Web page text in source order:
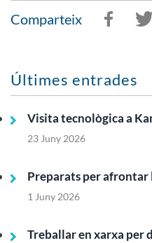
Comparteix
Últimes entrades
Visita tecnològica a
23 Juny 2026
Preparats per afrontar
1 Juny 2026
Treballar en xarxa per